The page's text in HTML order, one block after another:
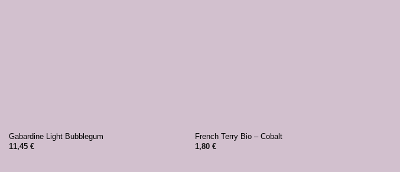
Gabardine Light Bubblegum
11,45 €
French Terry Bio – Cobalt
1,80 €